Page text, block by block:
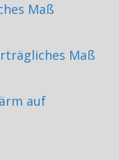
Maß
Maß
auf